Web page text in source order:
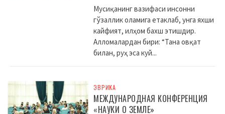
Мусиқанинг вазифаси инсонни
гўзаллик оламига етаклаб, унга яхши
кайфият, илҳом бахш этишдир.
Алломалардан бири: “Тана овқат
билан, руҳ эса куй...
ЭВРИКА
МЕЖДУНАРОДНАЯ КОНФЕРЕНЦИЯ
«НАУКИ О ЗЕМЛЕ»